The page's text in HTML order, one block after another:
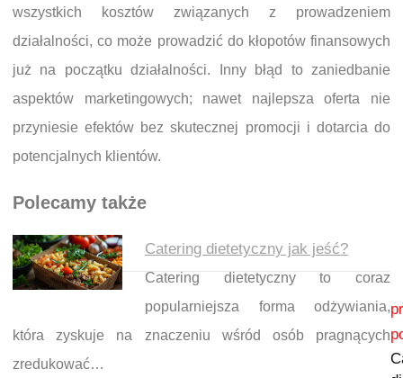
wszystkich kosztów związanych z prowadzeniem
działalności, co może prowadzić do kłopotów finansowych
już na początku działalności. Inny błąd to zaniedbanie
aspektów marketingowych; nawet najlepsza oferta nie
przyniesie efektów bez skutecznej promocji i dotarcia do
potencjalnych klientów.
Polecamy także
Catering dietetyczny jak jeść?
Catering dietetyczny to coraz
popularniejsza forma odżywiania,
która zyskuje na znaczeniu wśród osób pragnących
zredukować…
Nawigacja wpisu